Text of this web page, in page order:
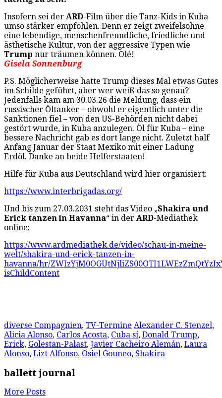
Insofern sei der ARD-Film über die Tanz-Kids in Kuba
umso stärker empfohlen. Denn er zeigt zweifelsohne
eine lebendige, menschenfreundliche, friedliche und
ästhetische Kultur, von der aggressive Typen wie
Trump nur träumen können. Olé!
Gisela Sonnenburg
P.S. Möglicherweise hatte Trump dieses Mal etwas Gutes
im Schilde geführt, aber wer weiß das so genau?
Jedenfalls kam am 30.03.26 die Meldung, dass ein
russischer Öltanker – obwohl er eigentlich unter die
Sanktionen fiel – von den US-Behörden nicht dabei
gestört wurde, in Kuba anzulegen. Öl für Kuba – eine
bessere Nachricht gab es dort lange nicht. Zuletzt half
Anfang Januar der Staat Mexiko mit einer Ladung
Erdöl. Danke an beide Helferstaaten!
Hilfe für Kuba aus Deutschland wird hier organisiert:
https://www.interbrigadas.org/
Und bis zum 27.03.2031 steht das Video „Shakira und
Erick tanzen in Havanna“ in der ARD-Mediathek
online:
https://www.ardmediathek.de/video/schau-in-meine-
welt/shakira-und-erick-tanzen-in-
havanna/hr/
isChildContent
diverse Compagnien, TV-Termine Alexander C. Stenzel,
Alicia Alonso, Carlos Acosta, Cuba sí, Donald Trump,
Erick, Golestan-Palast, Javier Cacheiro Alemán, Laura
Alonso, Lizt Alfonso, Osiel Gouneo, Shakira
ballett journal
More Posts